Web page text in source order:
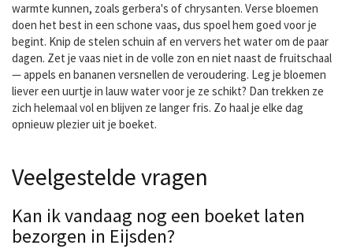
warmte kunnen, zoals gerbera's of chrysanten. Verse bloemen
doen het best in een schone vaas, dus spoel hem goed voor je
begint. Knip de stelen schuin af en ververs het water om de paar
dagen. Zet je vaas niet in de volle zon en niet naast de fruitschaal
— appels en bananen versnellen de veroudering. Leg je bloemen
liever een uurtje in lauw water voor je ze schikt? Dan trekken ze
zich helemaal vol en blijven ze langer fris. Zo haal je elke dag
opnieuw plezier uit je boeket.
Veelgestelde vragen
Kan ik vandaag nog een boeket laten
bezorgen in Eijsden?